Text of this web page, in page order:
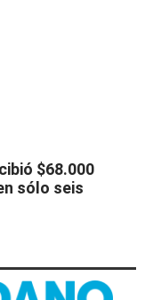
$68.000
sólo seis